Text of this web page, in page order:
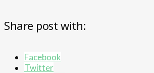
Share post with:
Facebook
Twitter